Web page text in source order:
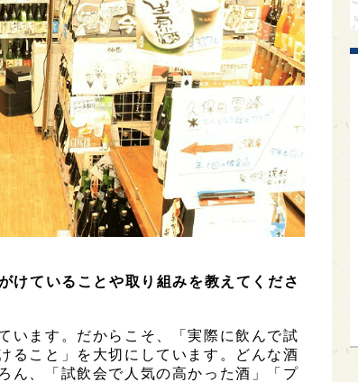
けていることや取り組みを教えてくださ
います。だからこそ、「実際に飲んで試
ること」を大切にしています。どんな酒
ん、「試飲会で人気の高かった酒」「プ